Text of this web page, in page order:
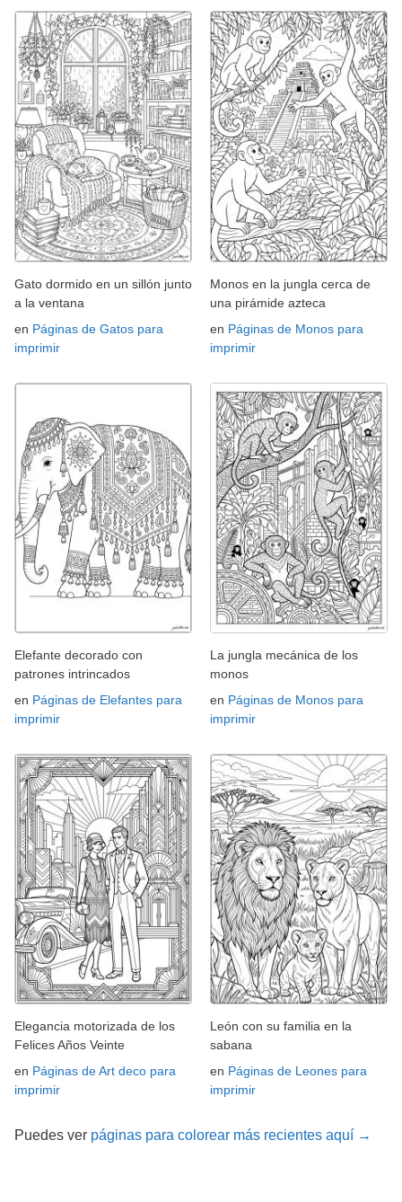
Gato dormido en un sillón junto
a la ventana
en Páginas de Gatos para
imprimir
Monos en la jungla cerca de
una pirámide azteca
en Páginas de Monos para
imprimir
Elefante decorado con
patrones intrincados
en Páginas de Elefantes para
imprimir
La jungla mecánica de los
monos
en Páginas de Monos para
imprimir
Elegancia motorizada de los
Felices Años Veinte
en Páginas de Art deco para
imprimir
León con su familia en la
sabana
en Páginas de Leones para
imprimir
Puedes ver páginas para colorear más recientes aquí →